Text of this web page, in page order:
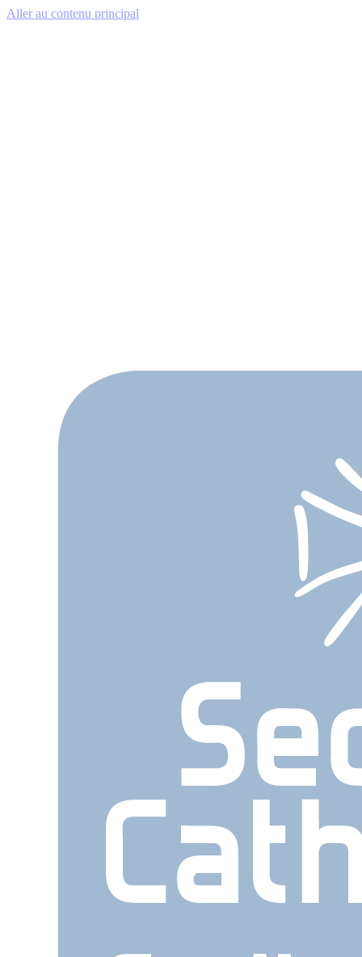
Aller au contenu principal